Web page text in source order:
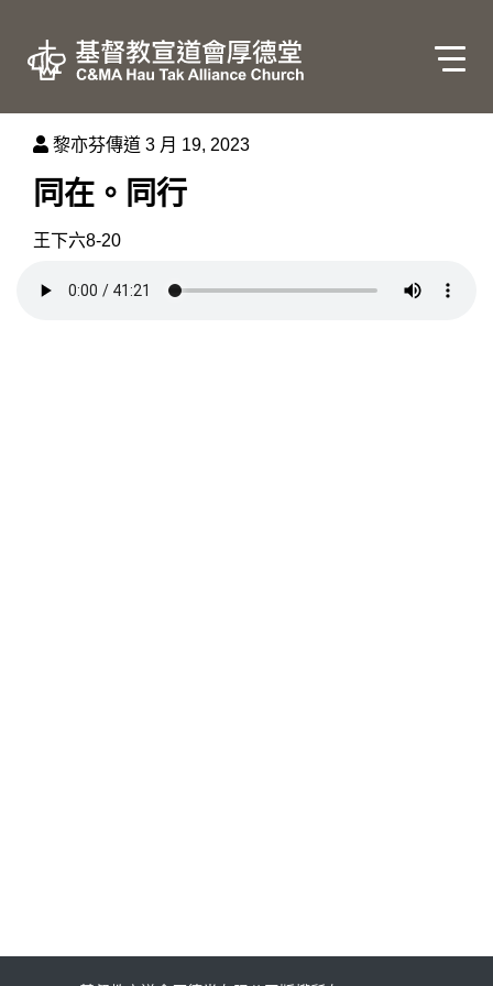
黎亦芬傳道 3 月 19, 2023
同在。同行
王下六8-20